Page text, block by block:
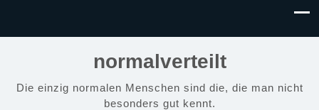
normalverteilt
Die einzig normalen Menschen sind die, die man nicht
besonders gut kennt.